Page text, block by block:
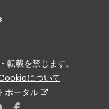
載を禁じます。
について
ポータル